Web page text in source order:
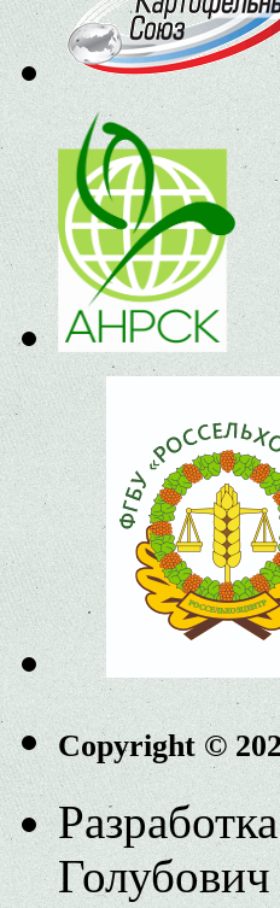
Copyright ©